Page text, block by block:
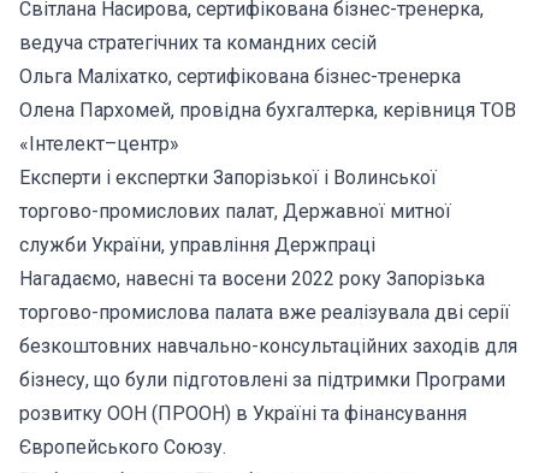
Світлана Насирова, сертифікована бізнес-тренерка,
ведуча стратегічних та командних сесій
Ольга Маліхатко, сертифікована бізнес-тренерка
Олена Пархомей, провідна бухгалтерка, керівниця ТОВ
«Інтелект–центр»
Експерти і експертки Запорізької і Волинської
торгово-промислових палат, Державної митної
служби України, управління Держпраці
Нагадаємо, навесні та восени 2022 року Запорізька
торгово-промислова палата вже реалізувала дві серії
безкоштовних навчально-консультаційних заходів для
бізнесу, що були підготовлені за підтримки Програми
розвитку ООН (ПРООН) в Україні та фінансування
Європейського Союзу.